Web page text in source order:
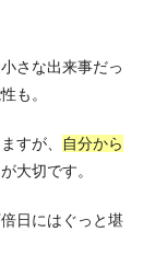
さな出来事だっ
も。
すが、
自分から
大切です。
日にはぐっと堪